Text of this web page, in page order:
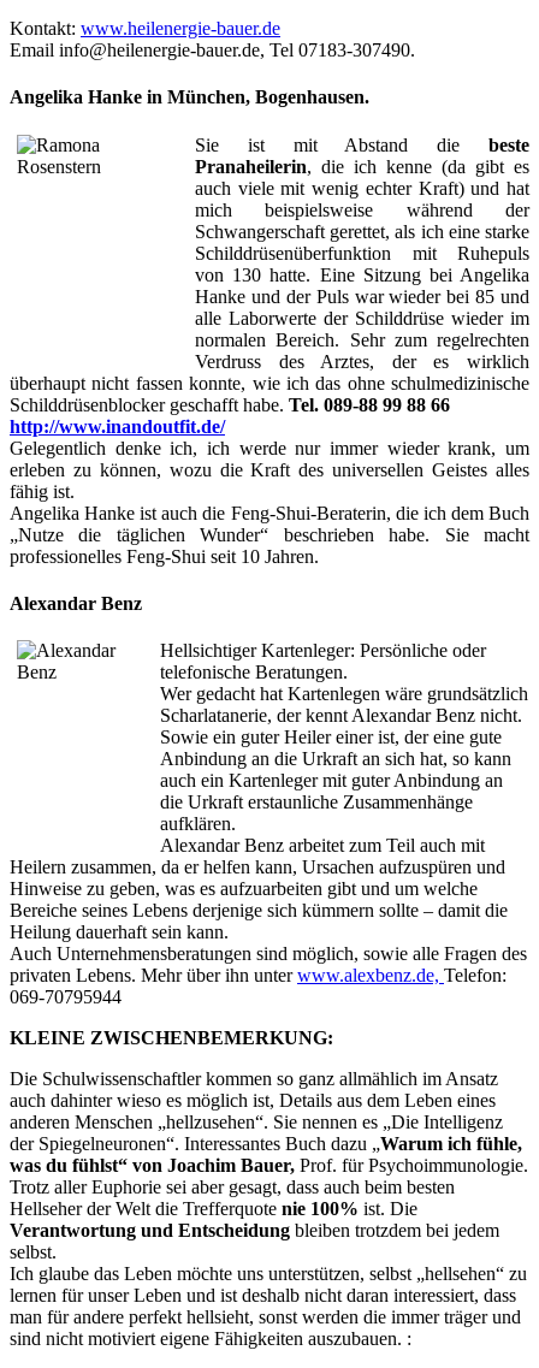
Kontakt: www.heilenergie-bauer.de
Email info@heilenergie-bauer.de, Tel 07183-307490.
Angelika Hanke in München, Bogenhausen.
Sie ist mit Abstand die beste
Pranaheilerin, die ich kenne (da gibt es
auch viele mit wenig echter Kraft) und hat
mich beispielsweise während der
Schwangerschaft gerettet, als ich eine starke
Schilddrüsenüberfunktion mit Ruhepuls
von 130 hatte. Eine Sitzung bei Angelika
Hanke und der Puls war wieder bei 85 und
alle Laborwerte der Schilddrüse wieder im
normalen Bereich. Sehr zum regelrechten
Verdruss des Arztes, der es wirklich
überhaupt nicht fassen konnte, wie ich das ohne schulmedizinische
Schilddrüsenblocker geschafft habe. Tel. 089-88 99 88 66
http://www.inandoutfit.de/
Gelegentlich denke ich, ich werde nur immer wieder krank, um
erleben zu können, wozu die Kraft des universellen Geistes alles
fähig ist.
Angelika Hanke ist auch die Feng-Shui-Beraterin, die ich dem Buch
„Nutze die täglichen Wunder“ beschrieben habe. Sie macht
professionelles Feng-Shui seit 10 Jahren.
Alexandar Benz
Hellsichtiger Kartenleger: Persönliche oder
telefonische Beratungen.
Wer gedacht hat Kartenlegen wäre grundsätzlich
Scharlatanerie, der kennt Alexandar Benz nicht.
Sowie ein guter Heiler einer ist, der eine gute
Anbindung an die Urkraft an sich hat, so kann
auch ein Kartenleger mit guter Anbindung an
die Urkraft erstaunliche Zusammenhänge
aufklären.
Alexandar Benz arbeitet zum Teil auch mit
Heilern zusammen, da er helfen kann, Ursachen aufzuspüren und
Hinweise zu geben, was es aufzuarbeiten gibt und um welche
Bereiche seines Lebens derjenige sich kümmern sollte – damit die
Heilung dauerhaft sein kann.
Auch Unternehmensberatungen sind möglich, sowie alle Fragen des
privaten Lebens. Mehr über ihn unterwww.alexbenz.de, Telefon:
069-70795944
KLEINE ZWISCHENBEMERKUNG:
Die Schulwissenschaftler kommen so ganz allmählich im Ansatz
auch dahinter wieso es möglich ist, Details aus dem Leben eines
anderen Menschen „hellzusehen“. Sie nennen es „Die Intelligenz
der Spiegelneuronen“. Interessantes Buch dazu „Warum ich fühle,
was du fühlst“ von Joachim Bauer, Prof. für Psychoimmunologie.
Trotz aller Euphorie sei aber gesagt, dass auch beim besten
Hellseher der Welt die Trefferquote nie 100% ist. Die
Verantwortung und Entscheidung bleiben trotzdem bei jedem
selbst.
Ich glaube das Leben möchte uns unterstützen, selbst „hellsehen“ zu
lernen für unser Leben und ist deshalb nicht daran interessiert, dass
man für andere perfekt hellsieht, sonst werden die immer träger und
sind nicht motiviert eigene Fähigkeiten auszubauen. :